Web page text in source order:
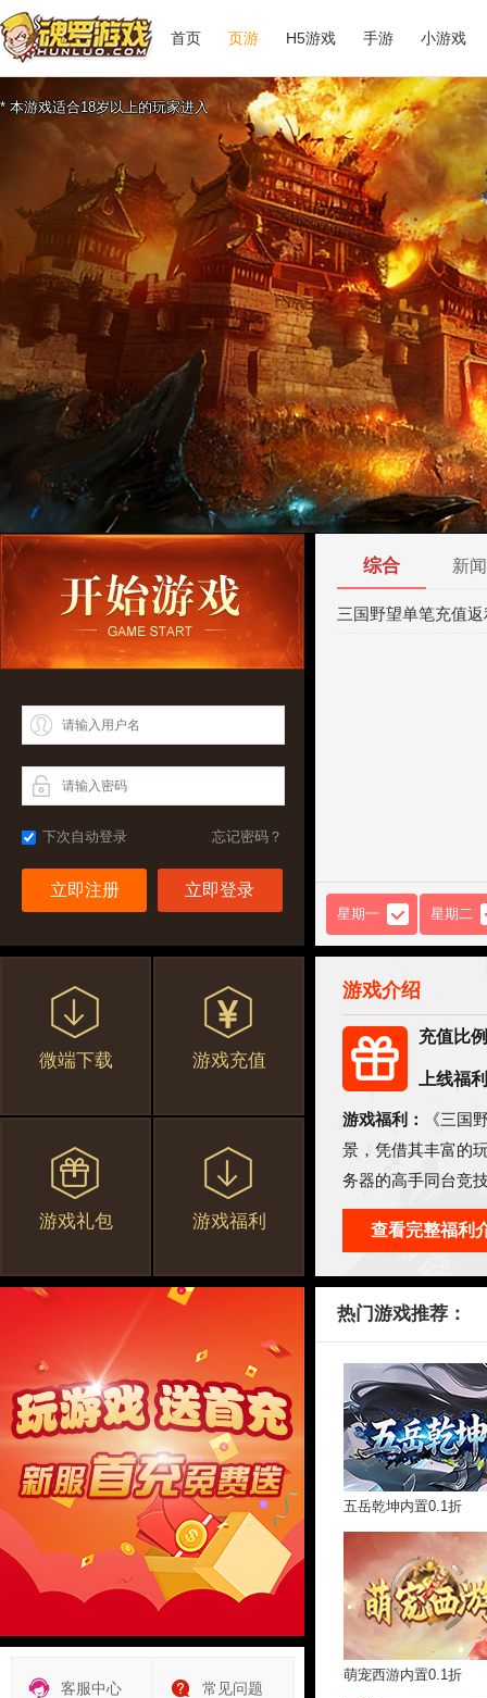
首页 页游 H5游戏 手游 小游戏
* 本游戏适合18岁以上的玩家进入
忘记密码？
下次自动登录
立即注册
微端下载 游戏充值
游戏礼包 游戏福利
综合 新闻
三国野望单笔充值
星期一 星期二
游戏介绍
充值比
上线福
游戏福利：
《三国
景，凭借其丰富的
务器的高手同台竞
大对手，开创三国
查看完整福利
客服中心 常见问题
热门游戏推荐：
五岳乾坤内置0.1折
萌宠西游内置0.1折